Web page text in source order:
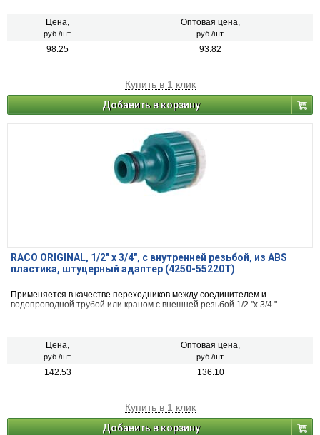
Цена,
руб./шт.
Оптовая цена,
руб./шт.
98.25 93.82
Купить в 1 клик
Добавить в корзину
RACO ORIGINAL, 1/2″ x 3/4″, с внутренней резьбой, из ABS
пластика, штуцерный адаптер (4250-55220T)
Применяется в качестве переходников между соединителем и
водопроводной трубой или краном с внешней резьбой 1/2 "х 3/4 ".
Цена,
руб./шт.
Оптовая цена,
руб./шт.
142.53 136.10
Купить в 1 клик
Добавить в корзину